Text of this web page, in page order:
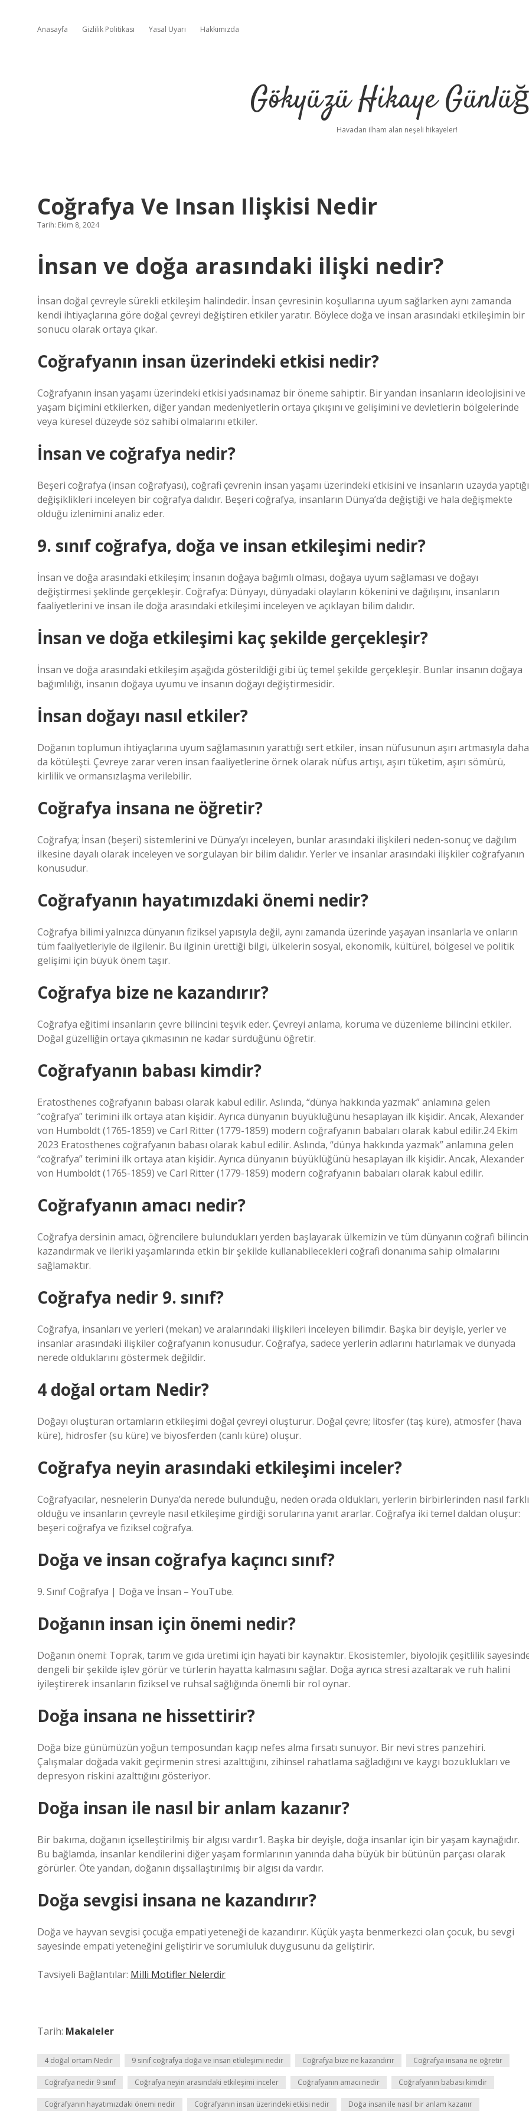
Anasayfa Gizlilik Politikası Yasal Uyarı Hakkımızda
Gökyüzü Hikaye
Havadan ilham alan neşeli hikayeler!
Coğrafya Ve Insan Ilişkisi Nedir
Tarih: Ekim 8, 2024
İnsan ve doğa arasındaki ilişki nedir?
İnsan doğal çevreyle sürekli etkileşim halindedir. İnsan çevresinin koşullarına uyum sağlarken aynı zamanda
kendi ihtiyaçlarına göre doğal çevreyi değiştiren etkiler yaratır. Böylece doğa ve insan arasındaki etkileşimin bir
sonucu olarak ortaya çıkar.
Coğrafyanın insan üzerindeki etkisi nedir?
Coğrafyanın insan yaşamı üzerindeki etkisi yadsınamaz bir öneme sahiptir. Bir yandan insanların ideolojisini ve
yaşam biçimini etkilerken, diğer yandan medeniyetlerin ortaya çıkışını ve gelişimini ve devletlerin bölgelerinde
veya küresel düzeyde söz sahibi olmalarını etkiler.
İnsan ve coğrafya nedir?
Beşeri coğrafya (insan coğrafyası), coğrafi çevrenin insan yaşamı üzerindeki etkisini ve insanların uzayda yaptığı
değişiklikleri inceleyen bir coğrafya dalıdır. Beşeri coğrafya, insanların Dünya’da değiştiği ve hala değişmekte
olduğu izlenimini analiz eder.
9. sınıf coğrafya, doğa ve insan etkileşimi nedir?
İnsan ve doğa arasındaki etkileşim; İnsanın doğaya bağımlı olması, doğaya uyum sağlaması ve doğayı
değiştirmesi şeklinde gerçekleşir. Coğrafya: Dünyayı, dünyadaki olayların kökenini ve dağılışını, insanların
faaliyetlerini ve insan ile doğa arasındaki etkileşimi inceleyen ve açıklayan bilim dalıdır.
İnsan ve doğa etkileşimi kaç şekilde gerçekleşir?
İnsan ve doğa arasındaki etkileşim aşağıda gösterildiği gibi üç temel şekilde gerçekleşir. Bunlar insanın doğaya
bağımlılığı, insanın doğaya uyumu ve insanın doğayı değiştirmesidir.
İnsan doğayı nasıl etkiler?
Doğanın toplumun ihtiyaçlarına uyum sağlamasının yarattığı sert etkiler, insan nüfusunun aşırı artmasıyla daha
da kötüleşti. Çevreye zarar veren insan faaliyetlerine örnek olarak nüfus artışı, aşırı tüketim, aşırı sömürü,
kirlilik ve ormansızlaşma verilebilir.
Coğrafya insana ne öğretir?
Coğrafya; İnsan (beşeri) sistemlerini ve Dünya’yı inceleyen, bunlar arasındaki ilişkileri neden-sonuç ve dağılım
ilkesine dayalı olarak inceleyen ve sorgulayan bir bilim dalıdır. Yerler ve insanlar arasındaki ilişkiler coğrafyanın
konusudur.
Coğrafyanın hayatımızdaki önemi nedir?
Coğrafya bilimi yalnızca dünyanın fiziksel yapısıyla değil, aynı zamanda üzerinde yaşayan insanlarla ve onların
tüm faaliyetleriyle de ilgilenir. Bu ilginin ürettiği bilgi, ülkelerin sosyal, ekonomik, kültürel, bölgesel ve politik
gelişimi için büyük önem taşır.
Coğrafya bize ne kazandırır?
Coğrafya eğitimi insanların çevre bilincini teşvik eder. Çevreyi anlama, koruma ve düzenleme bilincini etkiler.
Doğal güzelliğin ortaya çıkmasının ne kadar sürdüğünü öğretir.
Coğrafyanın babası kimdir?
Eratosthenes coğrafyanın babası olarak kabul edilir. Aslında, “dünya hakkında yazmak” anlamına gelen
“coğrafya” terimini ilk ortaya atan kişidir. Ayrıca dünyanın büyüklüğünü hesaplayan ilk kişidir. Ancak, Alexander
von Humboldt (1765-1859) ve Carl Ritter (1779-1859) modern coğrafyanın babaları olarak kabul edilir.24 Ekim
2023 Eratosthenes coğrafyanın babası olarak kabul edilir. Aslında, “dünya hakkında yazmak” anlamına gelen
“coğrafya” terimini ilk ortaya atan kişidir. Ayrıca dünyanın büyüklüğünü hesaplayan ilk kişidir. Ancak, Alexander
von Humboldt (1765-1859) ve Carl Ritter (1779-1859) modern coğrafyanın babaları olarak kabul edilir.
Coğrafyanın amacı nedir?
Coğrafya dersinin amacı, öğrencilere bulundukları yerden başlayarak ülkemizin ve tüm dünyanın coğrafi
kazandırmak ve ileriki yaşamlarında etkin bir şekilde kullanabilecekleri coğrafi donanıma sahip olmalarını
sağlamaktır.
Coğrafya nedir 9. sınıf?
Coğrafya, insanları ve yerleri (mekan) ve aralarındaki ilişkileri inceleyen bilimdir. Başka bir deyişle, yerler ve
insanlar arasındaki ilişkiler coğrafyanın konusudur. Coğrafya, sadece yerlerin adlarını hatırlamak ve dünyada
nerede olduklarını göstermek değildir.
4 doğal ortam Nedir?
Doğayı oluşturan ortamların etkileşimi doğal çevreyi oluşturur. Doğal çevre; litosfer (taş küre), atmosfer (hava
küre), hidrosfer (su küre) ve biyosferden (canlı küre) oluşur.
Coğrafya neyin arasındaki etkileşimi inceler?
Coğrafyacılar, nesnelerin Dünya’da nerede bulunduğu, neden orada oldukları, yerlerin birbirlerinden nasıl farklı
olduğu ve insanların çevreyle nasıl etkileşime girdiği sorularına yanıt ararlar. Coğrafya iki temel daldan oluşur:
beşeri coğrafya ve fiziksel coğrafya.
Doğa ve insan coğrafya kaçıncı sınıf?
9. Sınıf Coğrafya | Doğa ve İnsan – YouTube.
Doğanın insan için önemi nedir?
Doğanın önemi: Toprak, tarım ve gıda üretimi için hayati bir kaynaktır. Ekosistemler, biyolojik çeşitlilik
dengeli bir şekilde işlev görür ve türlerin hayatta kalmasını sağlar. Doğa ayrıca stresi azaltarak ve ruh halini
iyileştirerek insanların fiziksel ve ruhsal sağlığında önemli bir rol oynar.
Doğa insana ne hissettirir?
Doğa bize günümüzün yoğun temposundan kaçıp nefes alma fırsatı sunuyor. Bir nevi stres panzehiri.
Çalışmalar doğada vakit geçirmenin stresi azalttığını, zihinsel rahatlama sağladığını ve kaygı bozuklukları ve
depresyon riskini azalttığını gösteriyor.
Doğa insan ile nasıl bir anlam kazanır?
Bir bakıma, doğanın içselleştirilmiş bir algısı vardır1. Başka bir deyişle, doğa insanlar için bir yaşam kaynağıdır.
Bu bağlamda, insanlar kendilerini diğer yaşam formlarının yanında daha büyük bir bütünün parçası olarak
görürler. Öte yandan, doğanın dışsallaştırılmış bir algısı da vardır.
Doğa sevgisi insana ne kazandırır?
Doğa ve hayvan sevgisi çocuğa empati yeteneği de kazandırır. Küçük yaşta benmerkezci olan çocuk, bu sevgi
sayesinde empati yeteneğini geliştirir ve sorumluluk duygusunu da geliştirir.
Tavsiyeli Bağlantılar: Milli Motifler Nelerdir
Tarih: Makaleler
4 doğal ortam Nedir 9 sınıf coğrafya doğa ve insan etkileşimi nedir Coğrafya bize ne kazandırır Coğrafya insana ne öğretir
Coğrafya nedir 9 sınıf Coğrafya neyin arasındaki etkileşimi inceler Coğrafyanın amacı nedir Coğrafyanın babası kimdir
Coğrafyanın hayatımızdaki önemi nedir Coğrafyanın insan üzerindeki etkisi nedir Doğa insan ile nasıl bir anlam kazanır